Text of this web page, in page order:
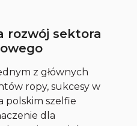
rozwój sektora
z głównych
ropy, sukcesy w
polskim szelfie
dla